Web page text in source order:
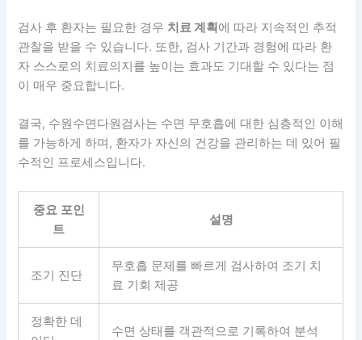
검사 후 환자는 필요한 경우 치료 계획 에 따라 지속적인 추적
관찰을 받을 수 있습니다. 또한, 검사 기간과 경험에 따라 환
자 스스로의 치료의지를 높이는 효과도 기대할 수 있다는 점
이 매우 중요합니다.
결국, 수원수면다원검사는 수면 무호흡에 대한 심층적인 이해
를 가능하게 하며, 환자가 자신의 건강을 관리하는 데 있어 필
수적인 프로세스입니다.
중요 포인
트
설명
조기 진단
무호흡 문제를 빠르게 검사하여 조기 치
료 기회 제공
정확한 데
수면 상태를 객관적으로 기록하여 분석